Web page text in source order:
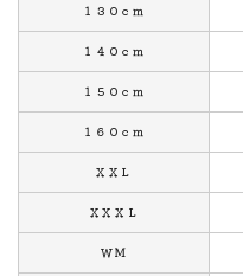
１３０ｃｍ
１４０ｃｍ
１５０ｃｍ
１６０ｃｍ
ＸＸＬ
ＸＸＸＬ
ＷＭ